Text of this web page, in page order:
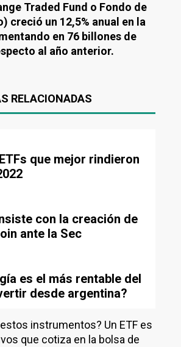
Traded Fund o Fondo de
creció un 12,5% anual en la
en 76 billones de
al año anterior.
RELACIONADAS
que mejor rindieron
con la creación de
ante la Sec
es el más rentable del
desde argentina?
instrumentos? Un ETF es
que cotiza en la bolsa de